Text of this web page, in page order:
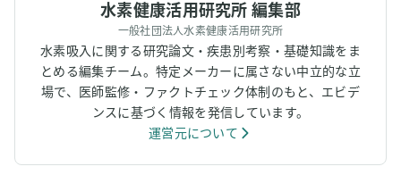
水素健康活用研究所 編集部
一般社団法人水素健康活用研究所
水素吸入に関する研究論文・疾患別考察・基礎知識をま
とめる編集チーム。特定メーカーに属さない中立的な立
場で、医師監修・ファクトチェック体制のもと、エビデ
ンスに基づく情報を発信しています。
運営元について